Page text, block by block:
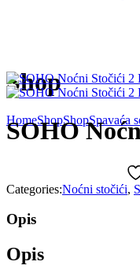
Shop
HomeShopShopSpavaća
SOHO
Categories:Noćni stočići,
Opis
Opis